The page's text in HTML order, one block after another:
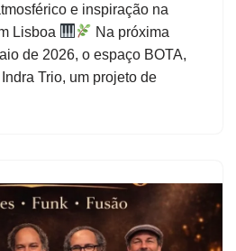
e inspiração na
Lisboa
Na próxima
de 2026, o espaço BOTA,
Trio, um projeto de